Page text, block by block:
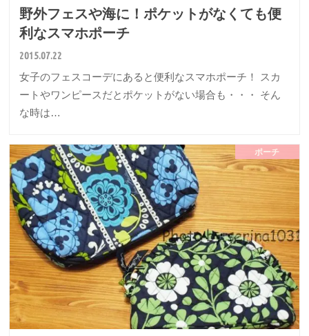
野外フェスや海に！ポケットがなくても便
利なスマホポーチ
2015.07.22
女子のフェスコーデにあると便利なスマホポーチ！ スカ
ートやワンピースだとポケットがない場合も・・・ そん
な時は…
ポーチ